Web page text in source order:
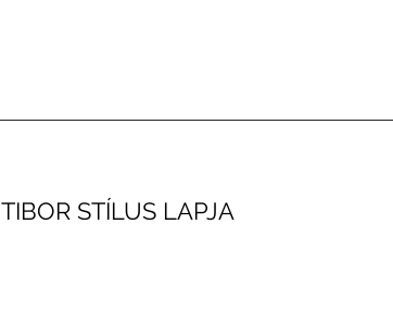
TIBOR STÍLUS LAPJA